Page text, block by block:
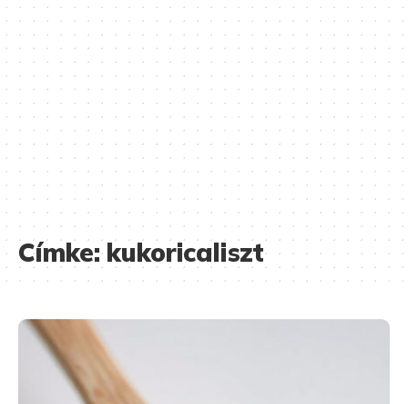
Címke:kukoricaliszt